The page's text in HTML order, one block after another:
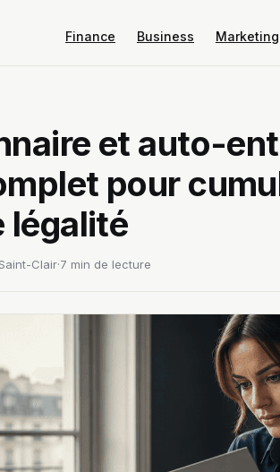
Finance Business Marketing
et auto-
pour
légalité
Clair·7 min de lecture